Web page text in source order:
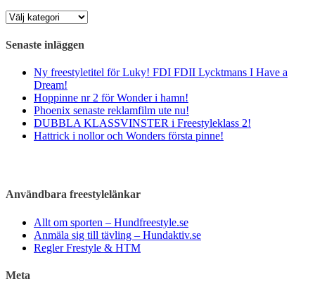
Kategorier
Senaste inläggen
Ny freestyletitel för Luky! FDI FDII Lycktmans I Have a
Dream!
Hoppinne nr 2 för Wonder i hamn!
Phoenix senaste reklamfilm ute nu!
DUBBLA KLASSVINSTER i Freestyleklass 2!
Hattrick i nollor och Wonders första pinne!
Användbara freestylelänkar
Allt om sporten – Hundfreestyle.se
Anmäla sig till tävling – Hundaktiv.se
Regler Frestyle & HTM
Meta